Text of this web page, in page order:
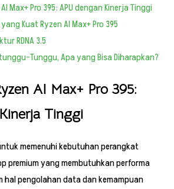
Max+ Pro 395: APU dengan Kinerja Tinggi
Kuat Ryzen AI Max+ Pro 395
RDNA 3.5
Tunggu, Apa yang Bisa Diharapkan?
AI Max+ Pro 395:
Tinggi
memenuhi kebutuhan perangkat
premium yang membutuhkan performa
hal pengolahan data dan kemampuan